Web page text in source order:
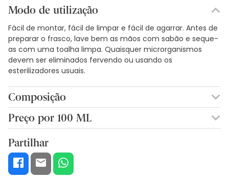
Modo de utilização
Fácil de montar, fácil de limpar e fácil de agarrar. Antes de
preparar o frasco, lave bem as mãos com sabão e seque-
as com uma toalha limpa. Quaisquer microrganismos
devem ser eliminados fervendo ou usando os
esterilizadores usuais.
Composição
Fabricado em polipropileno e silicone.
Preço por 100 ML
Partilhar